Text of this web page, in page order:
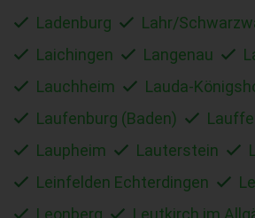
Ladenburg
Lahr/
Laichingen
Langenau
Lauchheim
Lauda-
Laufenburg (Baden)
Laupheim
Lauterstein
Leinfelden Echterdingen
Leonberg
Leutkirch im